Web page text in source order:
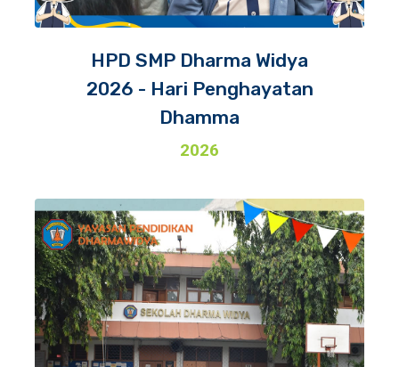
HPD SMP Dharma Widya
2026 - Hari Penghayatan
Dhamma
2026